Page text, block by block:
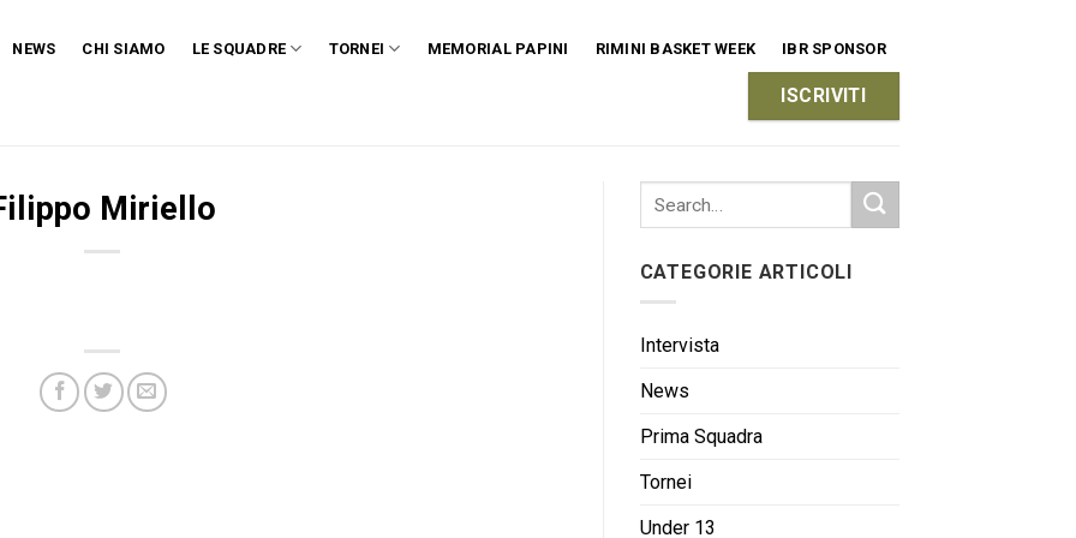
NEWS CHI SIAMO LE SQUADRE TORNEI MEMORIAL PAPINI RIMINI BASKET WEEK IBR SPONSOR
ISCRIVITI
Miriello
CATEGORIE ARTICOLI
Intervista
News
Prima Squadra
Tornei
Under 13